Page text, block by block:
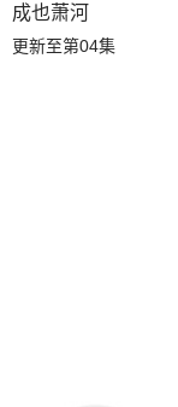
成也萧河
更新至第04集